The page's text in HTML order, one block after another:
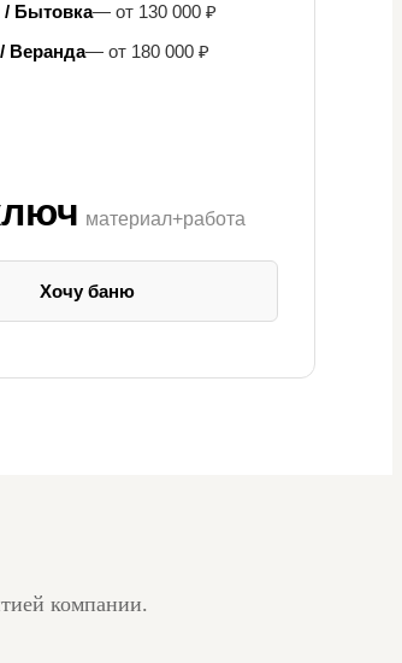
/ Бытовка— от 130 000 ₽
Веранда— от 180 000 ₽
материал+работа
Хочу баню
компании.